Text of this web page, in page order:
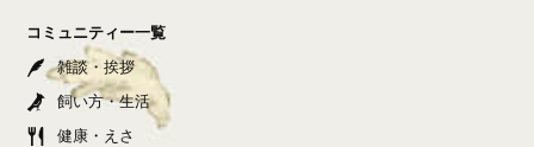
コミュニティー一覧
雑談・挨拶
飼い方・生活
健康・えさ